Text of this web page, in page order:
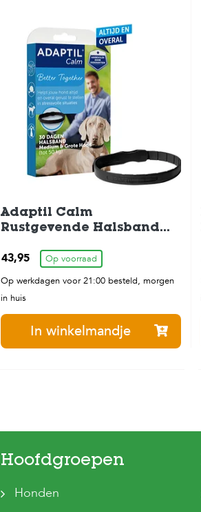
Adaptil Calm
Rustgevende Halsband
43,95
Op voorraad
Op werkdagen voor 21:00 besteld, morgen
in huis
In winkelmandje
Hoofdgroepen
Honden